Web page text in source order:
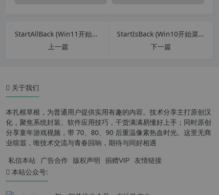
StartAllBack (Win11开始菜单增强工具) v3.5.6.4569 中文直装破解版
上一篇
StartIsBack (Win10开始菜单增强工具) v2.9.17 中文直装破解版
下一篇
关于我们
本扎根草根，为普通用户提供实用有趣的内容。技术分享主打原创汉
化，聚焦系统封装、软件应用技巧，干货满满易懂好上手；同时原创
分享童年游戏视频，带 70、80、90 后重温像素热血时光。这里无商
业喧嚣，唯技术交流与青春回响，期待与同好相遇
私信本站 广告合作 版权声明 捐赠VIP 友情链接
本站公众号: